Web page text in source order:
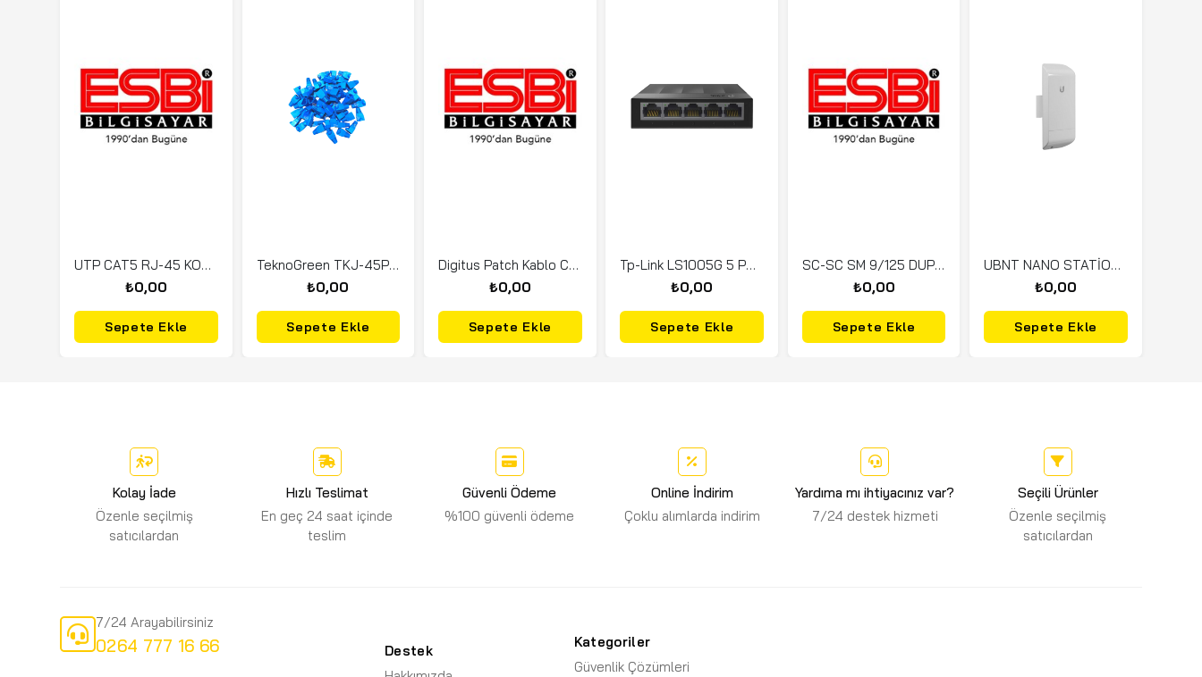
UTP CAT5 RJ-45 KONNEKTÖR
₺0,00
Sepete Ekle
TeknoGreen TKJ-45PB Mavi RJ45 Kılıfı (100 lü Pak)
₺0,00
Sepete Ekle
Digitus Patch Kablo Cat6 Sarı (0.5m)
₺0,00
Sepete Ekle
Tp-Link LS1005G 5 Port Gigabt Desktop Plastic Cas
₺0,00
Sepete Ekle
SC-SC SM 9/125 DUPLEX PATCH CORD LSZH 2 MT
₺0,00
Sepete Ekle
UBNT NANO STATİON LOCO M5
₺0,00
Sepete Ekle
Kolay İade
Özenle seçilmiş
satıcılardan
Hızlı Teslimat
En geç 24 saat içinde
teslim
Güvenli Ödeme
%100 güvenli ödeme
Online İndirim
Çoklu alımlarda indirim
Yardıma mı ihtiyacınız var?
7/24 destek hizmeti
Seçili Ürünler
Özenle seçilmiş
satıcılardan
7/24 Arayabilirsiniz
0264 777 16 66
Destek
Kategoriler
Güvenlik Çözümleri